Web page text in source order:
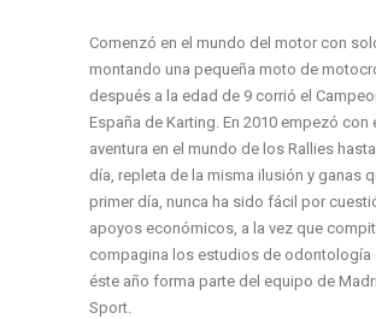
Comenzó en el mundo del motor con
montando una pequeña moto de
después a la edad de 9 corrió el
España de Karting. En 2010 empezó con
aventura en el mundo de los Rallies
día, repleta de la misma ilusión y ganas
primer día, nunca ha sido fácil por
apoyos económicos, a la vez que
compagina los estudios de odontología
éste año forma parte del equipo de
Sport.